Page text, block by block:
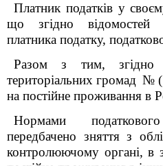
Платник податків у
що згідно відомостей
платника податку,
Разом з тим,
територіальних громад №
на постійне проживання в
Нормами
передбачено зняття з
контролюючому органі, в